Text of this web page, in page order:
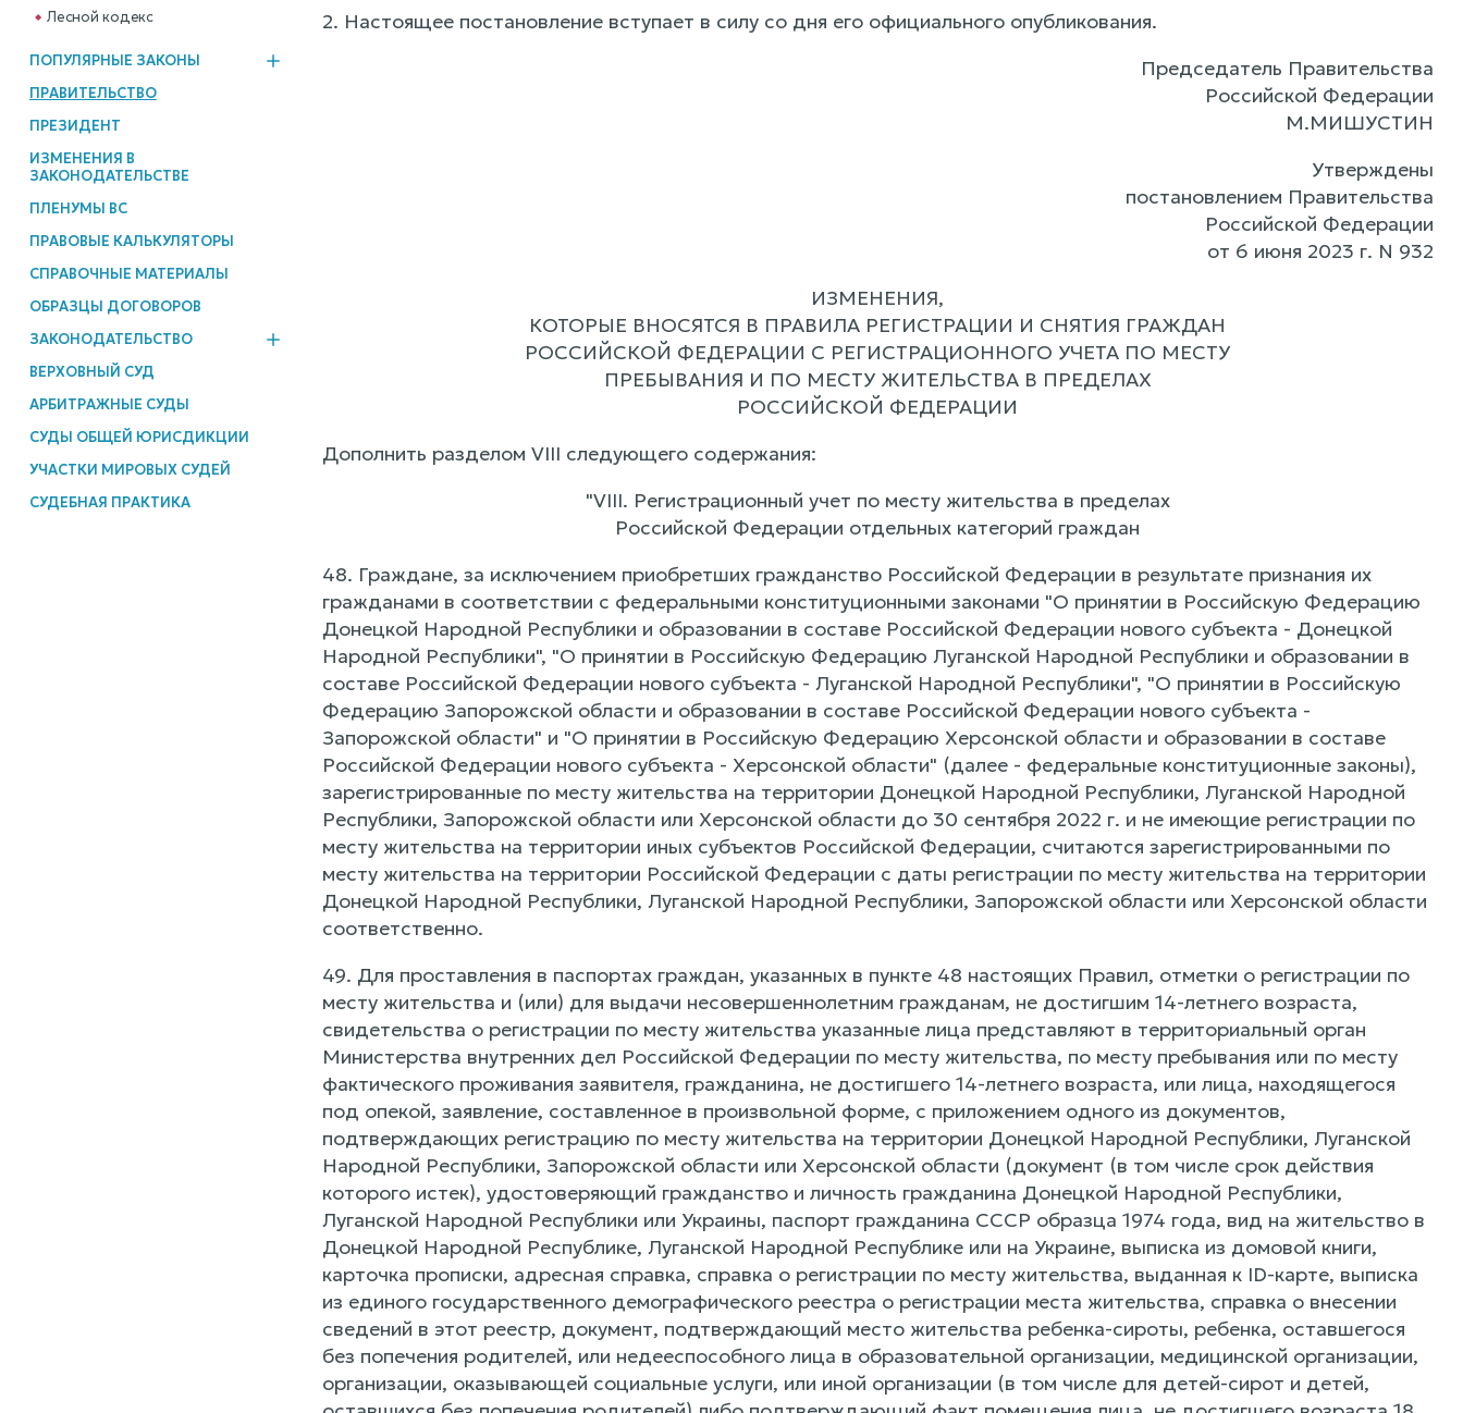
Лесной кодекс
ПОПУЛЯРНЫЕ ЗАКОНЫ
ПРАВИТЕЛЬСТВО
ПРЕЗИДЕНТ
ИЗМЕНЕНИЯ В
ЗАКОНОДАТЕЛЬСТВЕ
ПЛЕНУМЫ ВС
ПРАВОВЫЕ КАЛЬКУЛЯТОРЫ
СПРАВОЧНЫЕ МАТЕРИАЛЫ
ОБРАЗЦЫ ДОГОВОРОВ
ЗАКОНОДАТЕЛЬСТВО
ВЕРХОВНЫЙ СУД
АРБИТРАЖНЫЕ СУДЫ
СУДЫ ОБЩЕЙ ЮРИСДИКЦИИ
УЧАСТКИ МИРОВЫХ СУДЕЙ
СУДЕБНАЯ ПРАКТИКА
2. Настоящее постановление вступает в силу со дня его официального опубликования.
Председатель Правительства
Российской Федерации
М.МИШУСТИН
Утверждены
постановлением Правительства
Российской Федерации
от 6 июня 2023 г. N 932
ИЗМЕНЕНИЯ,
КОТОРЫЕ ВНОСЯТСЯ В ПРАВИЛА РЕГИСТРАЦИИ И СНЯТИЯ ГРАЖДАН
РОССИЙСКОЙ ФЕДЕРАЦИИ С РЕГИСТРАЦИОННОГО УЧЕТА ПО МЕСТУ
ПРЕБЫВАНИЯ И ПО МЕСТУ ЖИТЕЛЬСТВА В ПРЕДЕЛАХ
РОССИЙСКОЙ ФЕДЕРАЦИИ
Дополнить разделом VIII следующего содержания:
"VIII. Регистрационный учет по месту жительства в пределах
Российской Федерации отдельных категорий граждан
48. Граждане, за исключением приобретших гражданство Российской Федерации в результате признания их
гражданами в соответствии с федеральными конституционными законами "О принятии в Российскую Федерацию
Донецкой Народной Республики и образовании в составе Российской Федерации нового субъекта - Донецкой
Народной Республики", "О принятии в Российскую Федерацию Луганской Народной Республики и образовании в
составе Российской Федерации нового субъекта - Луганской Народной Республики", "О принятии в Российскую
Федерацию Запорожской области и образовании в составе Российской Федерации нового субъекта -
Запорожской области" и "О принятии в Российскую Федерацию Херсонской области и образовании в составе
Российской Федерации нового субъекта - Херсонской области" (далее - федеральные конституционные законы),
зарегистрированные по месту жительства на территории Донецкой Народной Республики, Луганской Народной
Республики, Запорожской области или Херсонской области до 30 сентября 2022 г. и не имеющие регистрации по
месту жительства на территории иных субъектов Российской Федерации, считаются зарегистрированными по
месту жительства на территории Российской Федерации с даты регистрации по месту жительства на территории
Донецкой Народной Республики, Луганской Народной Республики, Запорожской области или Херсонской области
соответственно.
49. Для проставления в паспортах граждан, указанных в пункте 48 настоящих Правил, отметки о регистрации по
месту жительства и (или) для выдачи несовершеннолетним гражданам, не достигшим 14-летнего возраста,
свидетельства о регистрации по месту жительства указанные лица представляют в территориальный орган
Министерства внутренних дел Российской Федерации по месту жительства, по месту пребывания или по месту
фактического проживания заявителя, гражданина, не достигшего 14-летнего возраста, или лица, находящегося
под опекой, заявление, составленное в произвольной форме, с приложением одного из документов,
подтверждающих регистрацию по месту жительства на территории Донецкой Народной Республики, Луганской
Народной Республики, Запорожской области или Херсонской области (документ (в том числе срок действия
которого истек), удостоверяющий гражданство и личность гражданина Донецкой Народной Республики,
Луганской Народной Республики или Украины, паспорт гражданина СССР образца 1974 года, вид на жительство в
Донецкой Народной Республике, Луганской Народной Республике или на Украине, выписка из домовой книги,
карточка прописки, адресная справка, справка о регистрации по месту жительства, выданная к ID-карте, выписка
из единого государственного демографического реестра о регистрации места жительства, справка о внесении
сведений в этот реестр, документ, подтверждающий место жительства ребенка-сироты, ребенка, оставшегося
без попечения родителей, или недееспособного лица в образовательной организации, медицинской организации,
организации, оказывающей социальные услуги, или иной организации (в том числе для детей-сирот и детей,